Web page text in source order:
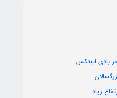
بادی اینتکس
زیاد